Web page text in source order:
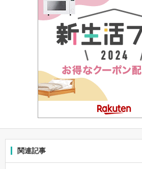
関連記事